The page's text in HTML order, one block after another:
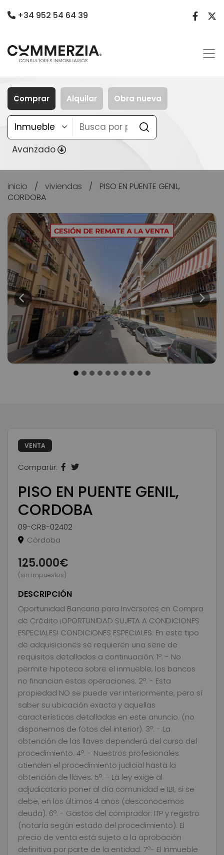
+34 952 54 64 39
Comprar Alquilar Obra nueva
Avanzado
inicio / viviendas /
PISO EN PUENTE GENIL,
CORDOBA
Previous Next
VENTA
Compartir:
PISO EN PUENTE GENIL,
CORDOBA
09-CRB-02402
Córdoba
125.000€
(sin impuestos)
DESCRIPCIÓN
Oportunidad Bancaria para Inversores en Compra
de Crédito ¡OPORTUNIDAD SUJETA A CONDICIONES
ESPECIALES! CONDICIONES ESPECIALES: En este tipo
de adquisiciones se requieren una serie de
requisitos detallados a continuación: 1º. - No
permite hipoteca sobre el inmueble, los bancos
no financian estas operaciones. 2º. - Esta
propiedad NO se puede ver interiormente, pero sí
saber su ubicación exacta y aquellas
características detalladas en este anuncio. (no
disponemos de fotos del interior). 3º. - La
obtención de las llaves dependerá del curso del
procedimiento. 4º. - Nuestros profesionales
atienden el procedimiento judicial hasta la
obtención de llaves. 5º. - La ley exige al
adjudicatario poner al día comunidad e IBI, si se
debe, en los últimos 4 años (desconocemos
deuda). 6º. - Gastos del comprador: ITP y registro
(notaría según estado del procedimiento). El
precio de venta está sujeto a la aprobación
definitiva por parte de la entidad. 7º- El Inmueble